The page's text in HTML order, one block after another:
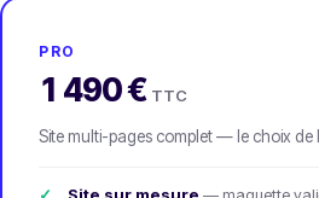
PRO
1 490 € TTC
Site multi-pages complet — le choix de